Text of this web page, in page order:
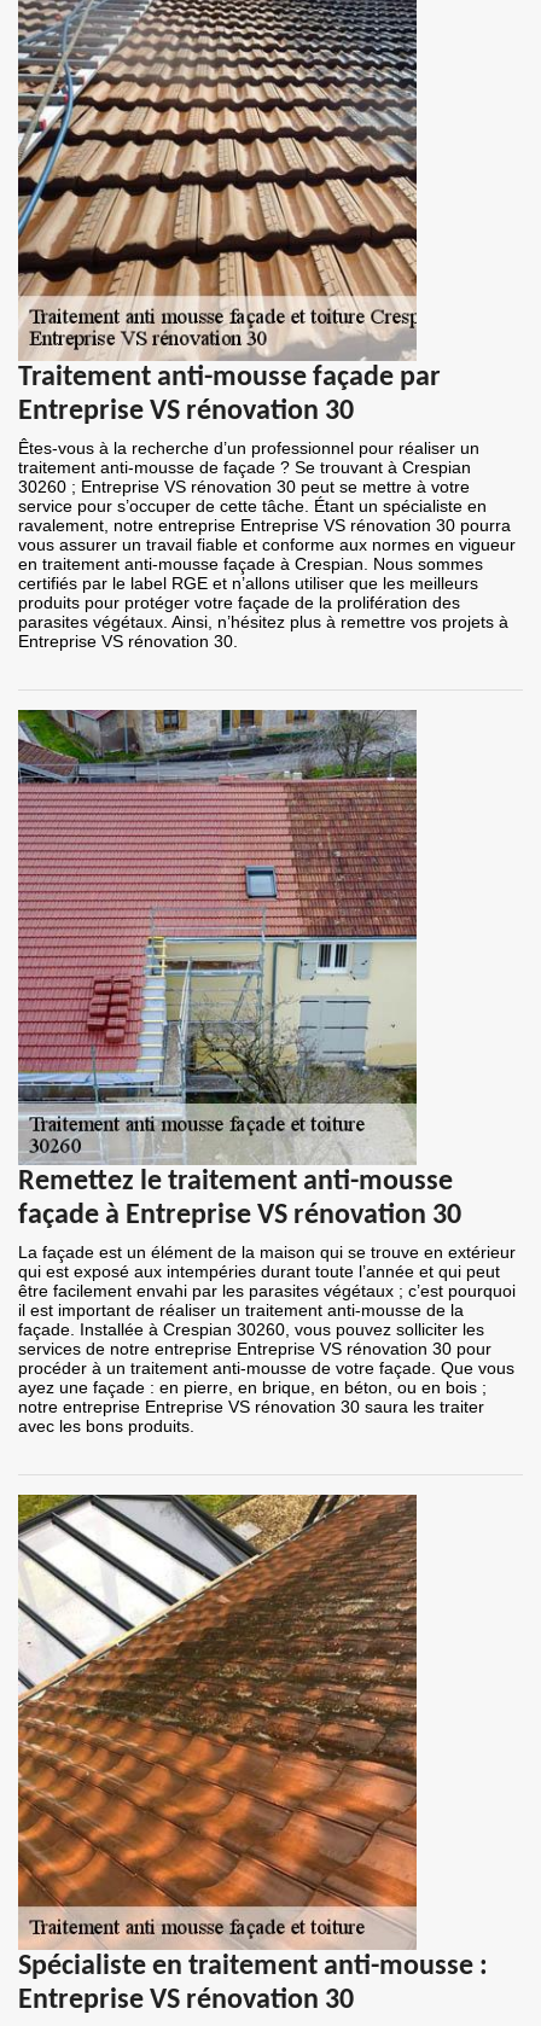
Traitement anti-mousse façade par
Entreprise VS rénovation 30
Êtes-vous à la recherche d’un professionnel pour réaliser un
traitement anti-mousse de façade ? Se trouvant à Crespian
30260 ; Entreprise VS rénovation 30 peut se mettre à votre
service pour s’occuper de cette tâche. Étant un spécialiste en
ravalement, notre entreprise Entreprise VS rénovation 30 pourra
vous assurer un travail fiable et conforme aux normes en vigueur
en traitement anti-mousse façade à Crespian. Nous sommes
certifiés par le label RGE et n’allons utiliser que les meilleurs
produits pour protéger votre façade de la prolifération des
parasites végétaux. Ainsi, n’hésitez plus à remettre vos projets à
Entreprise VS rénovation 30.
Remettez le traitement anti-mousse
façade à Entreprise VS rénovation 30
La façade est un élément de la maison qui se trouve en extérieur
qui est exposé aux intempéries durant toute l’année et qui peut
être facilement envahi par les parasites végétaux ; c’est pourquoi
il est important de réaliser un traitement anti-mousse de la
façade. Installée à Crespian 30260, vous pouvez solliciter les
services de notre entreprise Entreprise VS rénovation 30 pour
procéder à un traitement anti-mousse de votre façade. Que vous
ayez une façade : en pierre, en brique, en béton, ou en bois ;
notre entreprise Entreprise VS rénovation 30 saura les traiter
avec les bons produits.
Spécialiste en traitement anti-mousse :
Entreprise VS rénovation 30